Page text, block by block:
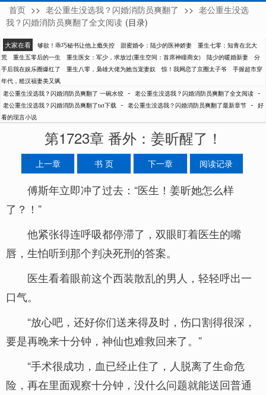
一碗水饺
首页 >> 老公重生没选我？闪婚消防员爽翻了 >> 老公重生没选
我？闪婚消防员爽翻了全文阅读 (目录)
大家在看 够欲！乖巧秘书让他上瘾失控 甜蜜婚令：陆少的医神娇妻
重生七零：知青在北大
荒
重生五零后的一生 重生医女：军少，求放过(重生空间：首席神瞳商女) 陆少的暖婚新妻
分
手后我在娱乐圈爆红了
重生八零，枭雄大佬为她当宠妻奴 惊！我网恋了京圈太子爷
手握超市穿
年代，糙汉福妻美又飒
老公重生没选我？闪婚消防员爽翻了 一碗水饺 - 老公重生没选我？闪婚消防员爽翻了全文阅读 -
老公重生没选我？闪婚消防员爽翻了txt下载 - 老公重生没选我？闪婚消防员爽翻了最新章节 - 好
看的现言小说
第1723章 番外：姜昕醒了！
上一章 书 页 下一章 阅读记录
傅斯年立即冲了过去：“医生！姜昕她怎么样
了？！”
他紧张得连呼吸都停滞了，双眼盯着医生的嘴
唇，生怕听到那个判决死刑的答案。
医生看着眼前这个西装散乱的男人，轻轻呼出一
口气。
“放心吧，还好你们送来得及时，伤口割得很深，
要是再晚来十分钟，神仙也难救回来了。”
“手术很成功，血已经止住了，人脱离了生命危
险，再在里面观察十分钟，没什么问题就能送回普通